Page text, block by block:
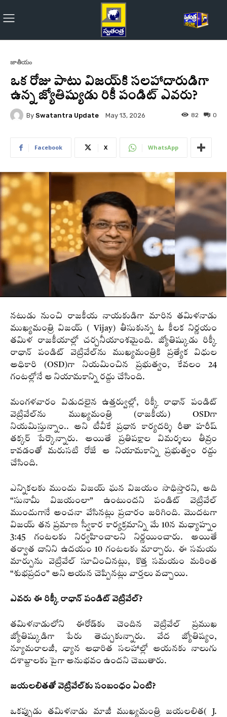
జాతీయం
ఒక రోజు పాటు విజయ్‌కి సలహాదారుడిగా
ఉన్న జ్యోతిష్యుడు రికీ పండిట్ ఎవరు?
By Swatantra Update May 13, 2026 0
82
Facebook X WhatsApp
నటుడు నుంచి రాజకీయ నాయకుడిగా మారిన తమిళనాడు
ముఖ్యమంత్రి విజయ్‌ ( Vijay) తీసుకున్న ఓ కీలక నిర్ణయం
తమిళ రాజకీయాల్లో చర్చనీయాంశమైంది. జ్యోతిష్కుడు రిక్కీ
రాధాన్ పండిట్ వెట్రివేల్‌ను ముఖ్యమంత్రికి ప్రత్యేక విధుల
అధికారి (OSD)గా నియమించిన ప్రభుత్వం, కేవలం 24
గంటల్లోనే ఆ నియామకాన్ని రద్దు చేసింది.
మంగళవారం విడుదలైన ఉత్తర్వుల్లో, రిక్కీ రాధాన్ పండిట్
వెట్రివేల్‌ను ముఖ్యమంత్రి (రాజకీయ) OSDగా
నియమిస్తున్నాం.. అని టీవీకే ప్రధాన కార్యదర్శి రీతా హరీష్
తక్కర్ పేర్కొన్నారు. అయితే ప్రతిపక్షాల విమర్శలు తీవ్రం
కావడంతో మరుసటి రోజే ఆ నియామకాన్ని ప్రభుత్వం రద్దు
చేసింది.
ఎన్నికలకు ముందు విజయ్ ఘన విజయం సాధిస్తారని, అది
“సునామీ విజయంలా” ఉంటుందని పండిట్ వెట్రివేల్
ముందుగానే అంచనా వేసినట్లు ప్రచారం జరిగింది. మొదటగా
విజయ్ తన ప్రమాణ స్వీకార కార్యక్రమాన్ని మే 10న మధ్యాహ్నం
3:45 గంటలకు నిర్వహించాలని నిర్ణయించారు. అయితే
తర్వాత దానిని ఉదయం 10 గంటలకు మార్చారు. ఈ సమయ
మార్పును వెట్రివేల్ సూచించినట్లు, కొత్త సమయం మరింత
“శుభప్రదం” అని ఆయన చెప్పినట్లు వార్తలు వచ్చాయి.
ఎవరు ఈ రిక్కీ రాధాన్ పండిట్ వెట్రివేల్?
తమిళనాడులోని ఈరోడ్‌కు చెందిన వెట్రివేల్ ప్రముఖ
జ్యోతిష్కుడిగా పేరు తెచ్చుకున్నారు. వేద జ్యోతిష్యం,
న్యూమరాలజీ, ధ్యాన ఆధారిత సలహాల్లో ఆయనకు నాలుగు
దశాబ్దాలకు పైగా అనుభవం ఉందని చెబుతారు.
జయలలితతో వెట్రివేల్‌కు సంబంధం ఏంటి?
ఒకప్పుడు తమిళనాడు మాజీ ముఖ్యమంత్రి జయలలిత( J.